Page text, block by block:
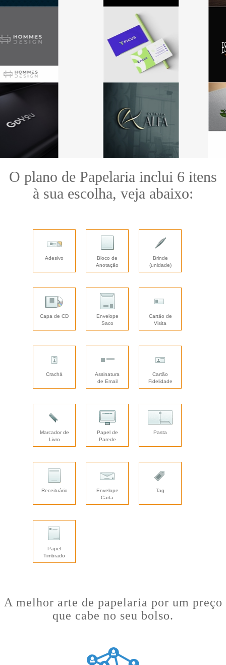
O plano de Papelaria inclui 6 itens
à sua escolha, veja abaixo:
Adesivo
Bloco de
Anotação
Brinde
(unidade)
Capa de CD
Envelope
Saco
Cartão de
Visita
Crachá
Assinatura
de Email
Cartão
Fidelidade
Marcador de
Livro
Papel de
Parede
Pasta
Receituário
Envelope
Carta
Tag
Papel
Timbrado
A melhor arte de papelaria por um preço
que cabe no seu bolso.